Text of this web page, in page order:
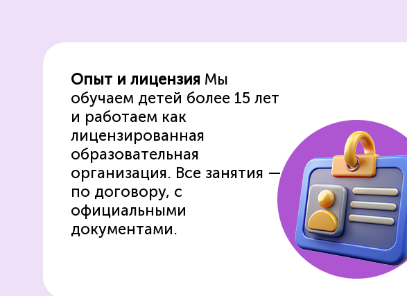
Опыт и лицензия Мы
обучаем детей более 15 лет
и работаем как
лицензированная
образовательная
организация. Все занятия —
по договору, с
официальными
документами.